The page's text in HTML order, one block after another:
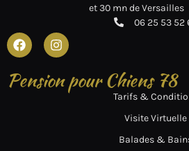
et 30 mn de Versailles
06 25 53 52
Pension pour Chiens 78
Tarifs &
Visite Virtuelle
Balades &